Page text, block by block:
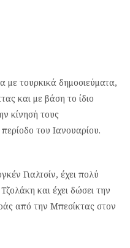
με τουρκικά δημοσιεύματα,
και με βάση το ίδιο
κίνησή τους
του Ιανουαρίου.
Γιαλτσίν, έχει πολύ
και έχει δώσει την
από την Μπεσίκτας στον